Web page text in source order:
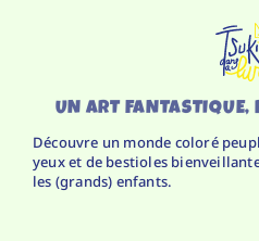
UN ART FANTASTIQUE,
Découvre un monde coloré
yeux et de bestioles
les (grands) enfants.